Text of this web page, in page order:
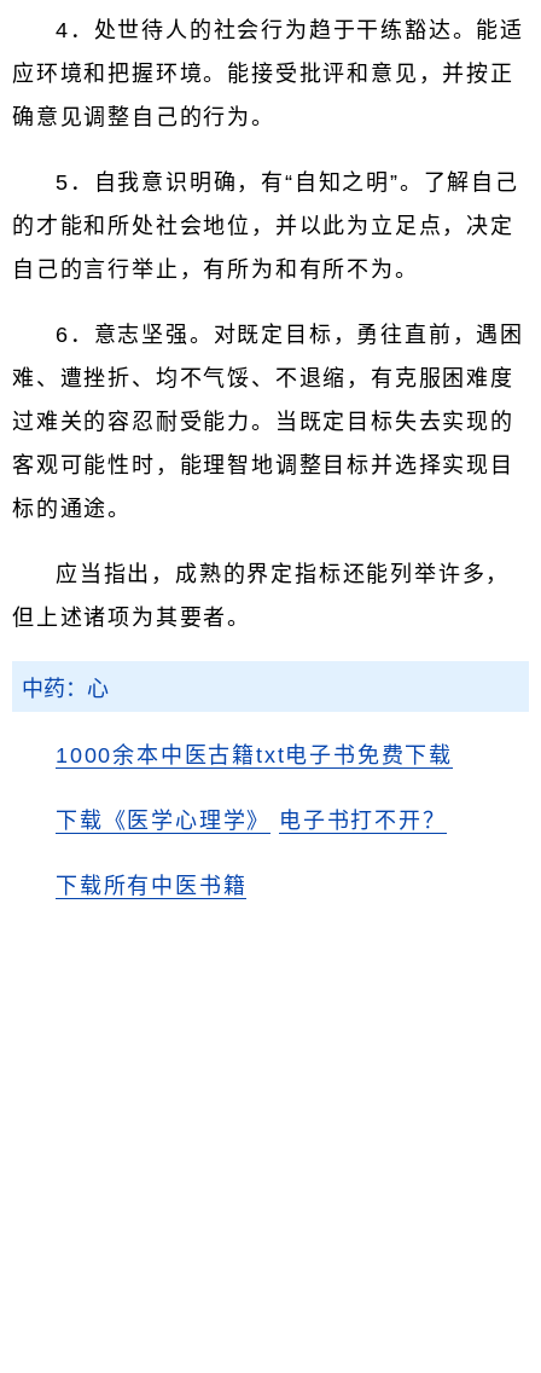
4．处世待人的社会行为趋于干练豁达。能适
应环境和把握环境。能接受批评和意见，并按正
确意见调整自己的行为。
5．自我意识明确，有“自知之明”。了解自己
的才能和所处社会地位，并以此为立足点，决定
自己的言行举止，有所为和有所不为。
6．意志坚强。对既定目标，勇往直前，遇困
难、遭挫折、均不气馁、不退缩，有克服困难度
过难关的容忍耐受能力。当既定目标失去实现的
客观可能性时，能理智地调整目标并选择实现目
标的通途。
应当指出，成熟的界定指标还能列举许多，
但上述诸项为其要者。
中药：心
1000余本中医古籍txt电子书免费下载
下载《医学心理学》 电子书打不开？
下载所有中医书籍